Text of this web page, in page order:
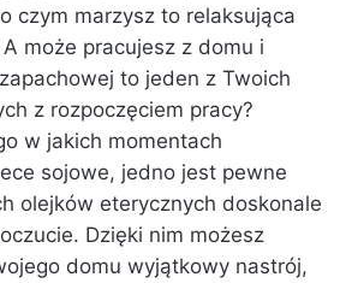
czym marzysz to relaksująca
może pracujesz z domu i
to jeden z Twoich
z rozpoczęciem pracy?
w jakich momentach
sojowe, jedno jest pewne
olejków eterycznych doskonale
Dzięki nim możesz
domu wyjątkowy nastrój,